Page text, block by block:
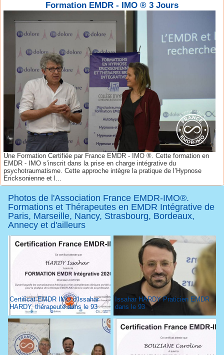
Formation EMDR - IMO ® 3 Jours
Une Formation Certifiée par France EMDR - IMO ®. Cette formation en
EMDR - IMO s’inscrit dans la prise en charge intégrative du
psychotraumatisme. Cette approche intègre la pratique de l’Hypnose
Ericksonienne et l...
Photos de l'Association France EMDR-IMO®.
Formations et Thérapeutes en EMDR Intégrative de
Paris, Marseille, Nancy, Strasbourg, Bordeaux,
Annecy et d'ailleurs
Certificat EMDR IMO d'Issahar
HARDY, thérapeute dans le 93
Issahar HARDY Praticien EMDR
dans le 93